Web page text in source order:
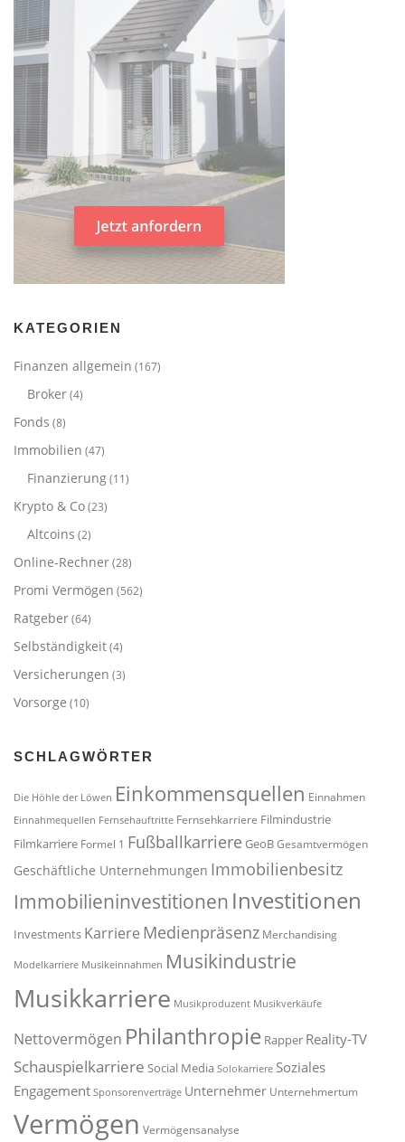
KATEGORIEN
Finanzen allgemein (167)
Broker(4)
Fonds (8)
Immobilien (47)
Finanzierung(11)
Krypto & Co(23)
Altcoins (2)
Online-Rechner(28)
Promi Vermögen (562)
Ratgeber(64)
Selbständigkeit(4)
Versicherungen (3)
Vorsorge (10)
SCHLAGWÖRTER
Die Höhle der Löwen Einkommensquellen Einnahmen
Einnahmequellen Fernsehauftritte Fernsehkarriere Filmindustrie
Filmkarriere Formel 1 Fußballkarriere GeoBGesamtvermögen
Geschäftliche Unternehmungen Immobilienbesitz
Immobilieninvestitionen Investitionen
Investments Karriere Medienpräsenz Merchandising
Modelkarriere Musikeinnahmen Musikindustrie
Musikkarriere Musikproduzent Musikverkäufe
Nettovermögen Philanthropie Rapper Reality-TV
Schauspielkarriere Social Media Solokarriere Soziales
Engagement Sponsorenverträge Unternehmer Unternehmertum
Vermögen Vermögensanalyse